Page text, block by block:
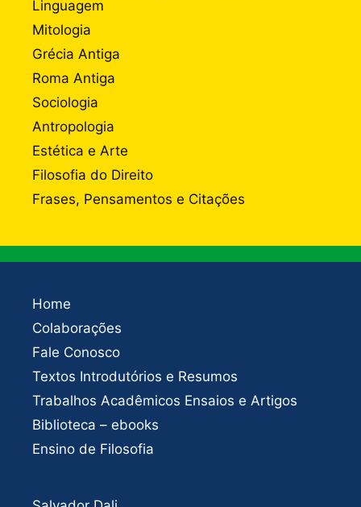
Linguagem
Mitologia
Grécia Antiga
Roma Antiga
Sociologia
Antropologia
Estética e Arte
Filosofia do Direito
Frases, Pensamentos e Citações
Home
Colaborações
Fale Conosco
Textos Introdutórios e Resumos
Trabalhos Acadêmicos Ensaios e Artigos
Biblioteca – ebooks
Ensino de Filosofia